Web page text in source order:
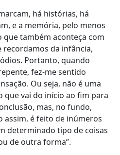
há histórias, há
e a memória, pelo menos
que também aconteça com
da infância,
Portanto, quando
fez-me sentido
Ou seja, não é uma
que vai do início ao fim para
mas, no fundo,
assim, é feito de inúmeros
determinado tipo de coisas
de outra forma”.